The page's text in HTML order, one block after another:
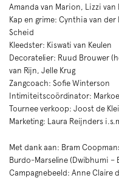
Amanda van Marion, Lizzi van
Kap en grime: Cynthia van
Scheid
Kleedster: Kiswati van Keulen
Decoratelier: Ruud Brouwer
van Rijn, Jelle Krug
Zangcoach: Sofie Winterson
Intimiteitscoördinator:
Tournee verkoop: Joost de
Marketing: Laura Reijnders
Met dank aan: Bram
Burdo-Marseline (Dwibhumi –
Campagnebeeld: Anne Claire